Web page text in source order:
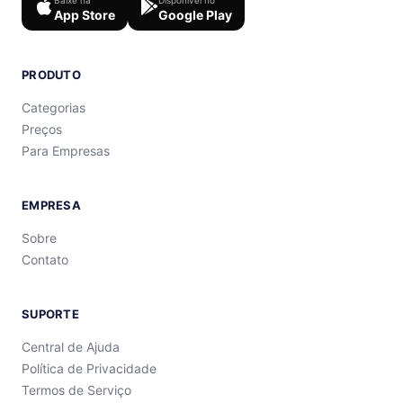
App Store Google Play
PRODUTO
Categorias
Preços
Para Empresas
EMPRESA
Sobre
Contato
SUPORTE
Central de Ajuda
Política de Privacidade
Termos de Serviço